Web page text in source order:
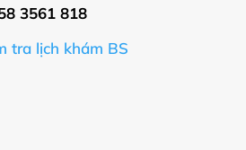
3561 818
tra lịch khám BS